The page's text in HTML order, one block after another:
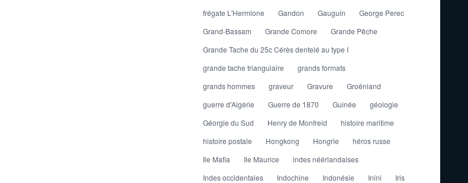
frégate L'Hermione
Gandon Gauguin
George Perec
Grand-Bassam
Grande Comore
Grande Pêche
Grande Tache du 25c Cérès dentelé au type I
grande tache triangulaire
grands formats
grands hommes
graveur Gravure
Groënland
guerre d'Algérie
Guerre de 1870 Guinée
géologie
Géorgie du Sud
Henry de Monfreid
histoire maritime
histoire postale
Hongkong Hongrie
héros russe
Ile Mafia
Ile Maurice
indes néérlandaises
Indes occidentales
Indochine Indonésie Inini
Iris